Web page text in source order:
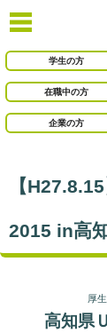
学生の方
在職中の方
企業の方
【
2015 in高
厚
高知県